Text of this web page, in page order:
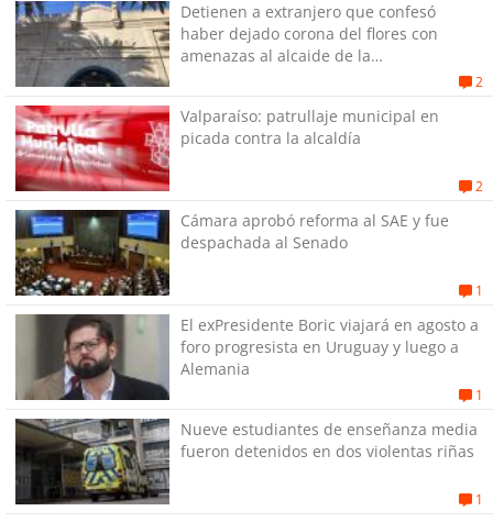
Detienen a extranjero que confesó
haber dejado corona del flores con
amenazas al alcaide de la
2
Valparaíso: patrullaje municipal en
picada contra la alcaldía
2
Cámara aprobó reforma al SAE y fue
despachada al Senado
1
El exPresidente Boric viajará en agosto a
foro progresista en Uruguay y luego a
Alemania
1
Nueve estudiantes de enseñanza media
fueron detenidos en dos violentas riñas
1